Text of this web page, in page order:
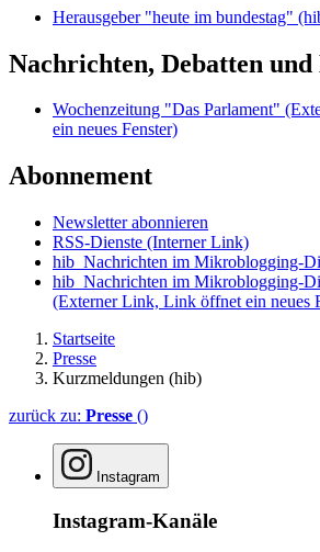
Herausgeber "heute im bundestag"
Nachrichten, Debatten
Wochenzeitung "Das Parlament"
ein neues Fenster)
Abonnement
Newsletter abonnieren
RSS-Dienste (Interner Link)
hib_Nachrichten im Mikroblogging-
hib_Nachrichten im Mikroblogging-
(Externer Link, Link öffnet ein neues
Startseite
Presse
Kurzmeldungen (hib)
zurück zu: Presse ()
Instagram
Instagram-Kanäle